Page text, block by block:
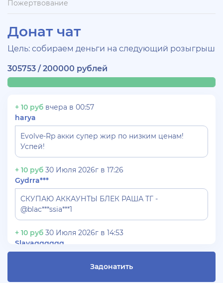
Пожертвование
Донат чат
Цель: собираем деньги на следующий розыгрыш
305753 / 200000 рублей
+ 10 руб вчера в 00:57
harya
Evolve-Rp акки супер жир по низким ценам!
Успей!
+ 10 руб 30 Июля 2026г в 17:26
Gydrra***
СКУПАЮ АККАУНТЫ БЛЕК РАША ТГ -
@blac***ssia***1
+ 10 руб 30 Июля 2026г в 14:53
Slavagggggg
Задонатить